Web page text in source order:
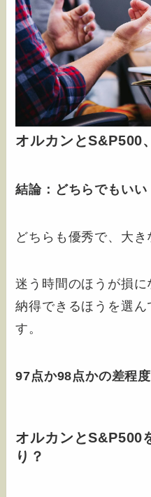
オルカンとS&P500
結論：どちらでもいい
どちらも優秀で、大き
迷う時間のほうが損に
納得できるほうを選
す。
97点か98点かの差程度
オルカンとS&P500
り？